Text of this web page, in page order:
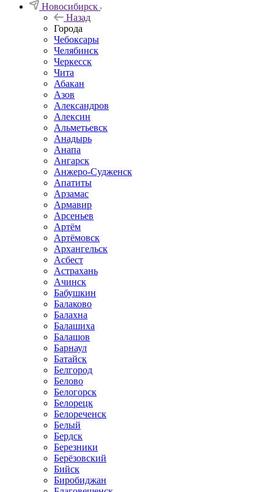
Новосибирск
Назад
Города
Чебоксары
Челябинск
Черкесск
Чита
Абакан
Азов
Александров
Алексин
Альметьевск
Анадырь
Анапа
Ангарск
Анжеро-Судженск
Апатиты
Арзамас
Армавир
Арсеньев
Артём
Артёмовск
Архангельск
Асбест
Астрахань
Ачинск
Бабушкин
Балаково
Балахна
Балашиха
Балашов
Барнаул
Батайск
Белгород
Белово
Белогорск
Белорецк
Белореченск
Белый
Бердск
Березники
Берёзовский
Бийск
Биробиджан